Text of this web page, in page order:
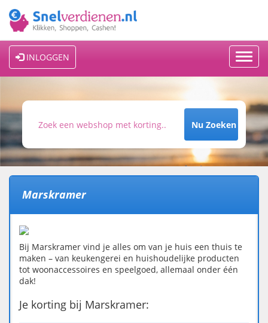
INLOGGEN
Nu Zoeken
Marskramer
Bij Marskramer vind je alles om van je huis een thuis te
maken – van keukengerei en huishoudelijke producten
tot woonaccessoires en speelgoed, allemaal onder één
dak!
Je korting bij Marskramer: